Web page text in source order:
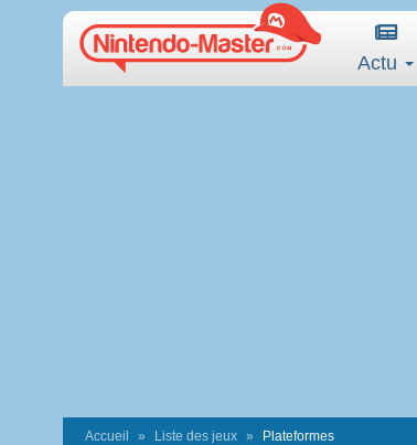
Actu
Accueil Liste des jeux Plateformes